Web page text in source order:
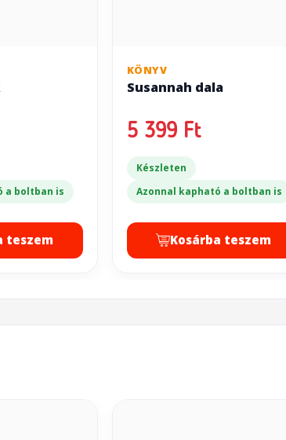
a boltban is
teszem
KÖNYV
Susannah dala
5 399 Ft
Készleten
Azonnal kapható a boltban is
Kosárba teszem